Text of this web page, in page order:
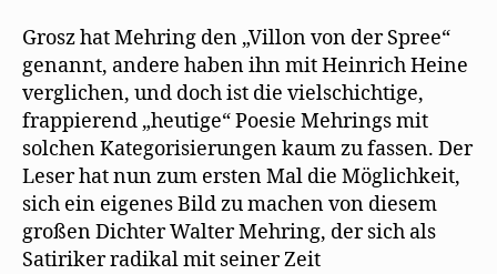
Grosz hat Mehring den „Villon von der Spree“
genannt, andere haben ihn mit Heinrich Heine
verglichen, und doch ist die vielschichtige,
frappierend „heutige“ Poesie Mehrings mit
solchen Kategorisierungen kaum zu fassen. Der
Leser hat nun zum ersten Mal die Möglichkeit,
sich ein eigenes Bild zu machen von diesem
großen Dichter Walter Mehring, der sich als
Satiriker radikal mit seiner Zeit